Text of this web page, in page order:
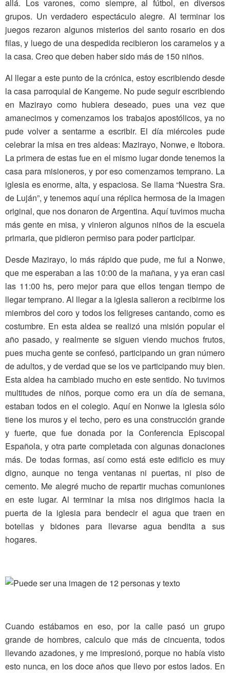
allá. Los varones, como siempre, al fútbol, en diversos
grupos. Un verdadero espectáculo alegre. Al terminar los
juegos rezaron algunos misterios del santo rosario en dos
filas, y luego de una despedida recibieron los caramelos y a
la casa. Creo que deben haber sido más de 150 niños.
Al llegar a este punto de la crónica, estoy escribiendo desde
la casa parroquial de Kangeme. No pude seguir escribiendo
en Mazirayo como hubiera deseado, pues una vez que
amanecimos y comenzamos los trabajos apostólicos, ya no
pude volver a sentarme a escribir. El día miércoles pude
celebrar la misa en tres aldeas: Mazirayo, Nonwe, e Itobora.
La primera de estas fue en el mismo lugar donde tenemos la
casa para misioneros, y por eso comenzamos temprano. La
iglesia es enorme, alta, y espaciosa. Se llama “Nuestra Sra.
de Luján”, y tenemos aquí una réplica hermosa de la imagen
original, que nos donaron de Argentina. Aquí tuvimos mucha
más gente en misa, y vinieron algunos niños de la escuela
primaria, que pidieron permiso para poder participar.
Desde Mazirayo, lo más rápido que pude, me fui a Nonwe,
que me esperaban a las 10:00 de la mañana, y ya eran casi
las 11:00 hs, pero mejor para que ellos tengan tiempo de
llegar temprano. Al llegar a la iglesia salieron a recibirme los
miembros del coro y todos los feligreses cantando, como es
costumbre. En esta aldea se realizó una misión popular el
año pasado, y realmente se siguen viendo muchos frutos,
pues mucha gente se confesó, participando un gran número
de adultos, y de verdad que se los ve participando muy bien.
Esta aldea ha cambiado mucho en este sentido. No tuvimos
multitudes de niños, porque como era un día de semana,
estaban todos en el colegio. Aquí en Nonwe la iglesia sólo
tiene los muros y el techo, pero es una construcción grande
y fuerte, que fue donada por la Conferencia Episcopal
Española, y otra parte completada con algunas donaciones
más. De todas formas, así como está este edificio es muy
digno, aunque no tenga ventanas ni puertas, ni piso de
cemento. Me alegré mucho de repartir muchas comuniones
en este lugar. Al terminar la misa nos dirigimos hacia la
puerta de la iglesia para bendecir el agua que traen en
botellas y bidones para llevarse agua bendita a sus
hogares.
Cuando estábamos en eso, por la calle pasó un grupo
grande de hombres, calculo que más de cincuenta, todos
llevando azadones, y me impresionó, porque no había visto
esto nunca, en los doce años que llevo por estos lados. En